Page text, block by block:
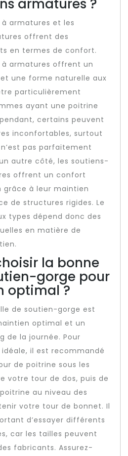
armatures ?
armatures et les
offrent des
en termes de confort.
à armatures offrent un
une forme naturelle aux
particulièrement
ayant une poitrine
certains peuvent
inconfortables, surtout
pas parfaitement
autre côté, les soutiens-
offrent un confort
à leur maintien
de structures rigides. Le
types dépend donc des
en matière de
la bonne
gorge pour
optimal ?
de soutien-gorge est
optimal et un
de la journée. Pour
il est recommandé
de poitrine sous les
votre tour de dos, puis de
au niveau des
votre tour de bonnet. Il
d’essayer différents
car les tailles peuvent
fabricants. Assurez-